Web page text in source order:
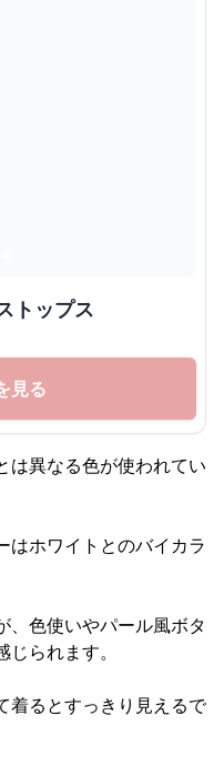
トップス
見る
は異なる色が使われてい
はホワイトとのバイカラ
、色使いやパール風ボタ
られます。
着るとすっきり見えるで